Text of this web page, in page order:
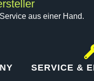
aus einer Hand.
SERVICE &